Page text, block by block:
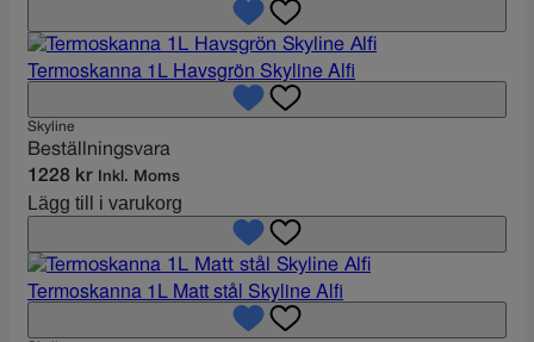
Termoskanna 1L Havsgrön Skyline Alfi
Skyline
Beställningsvara
1228 kr Inkl. Moms
Lägg till i varukorg
Termoskanna 1L Matt stål Skyline Alfi